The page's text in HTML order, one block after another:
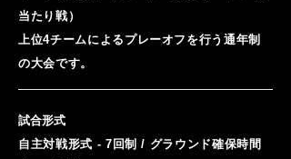
当たり戦）
上位4チームによるプレーオフを行う通年制
の大会です。
試合形式
自主対戦形式 - 7回制 / グラウンド確保時間